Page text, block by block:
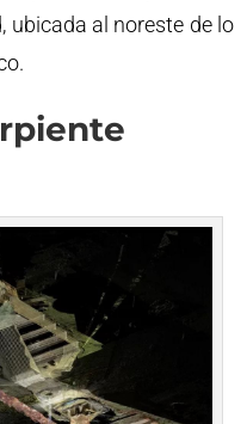
ubicada al noreste de lo